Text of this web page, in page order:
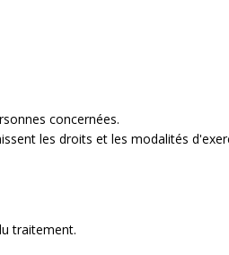
concernées.
les droits et les modalités
traitement.